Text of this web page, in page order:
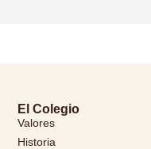
El Colegio
Valores
Historia